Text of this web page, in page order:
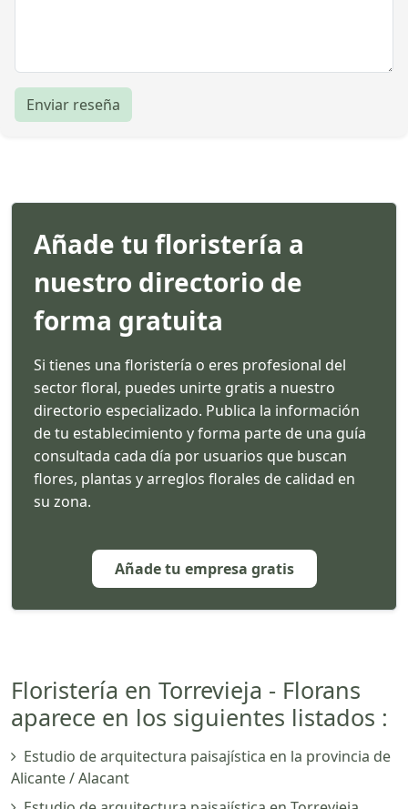
Enviar reseña
Añade tu floristería a
nuestro directorio de
forma gratuita
Si tienes una floristería o eres profesional del
sector floral, puedes unirte gratis a nuestro
directorio especializado. Publica la información
de tu establecimiento y forma parte de una guía
consultada cada día por usuarios que buscan
flores, plantas y arreglos florales de calidad en
su zona.
Añade tu empresa gratis
Floristería en Torrevieja - Florans
aparece en los siguientes listados :
Estudio de arquitectura paisajística en la provincia de
Alicante / Alacant